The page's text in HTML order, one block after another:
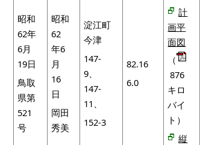
昭和
62年
6月
19日
鳥取
県第
521
号
昭和
62
年6
月
16
日
岡田
秀美
淀江町
今津
147-
9、
147-
11、
152-3
82.16
6.0
計
画平
面図
（
876
キロ
バイ
ト）
縦